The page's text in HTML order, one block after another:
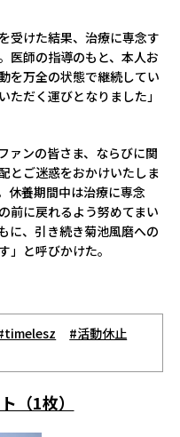
受けた結果、治療に専念す
医師の指導のもと、本人お
を万全の状態で継続してい
ただく運びとなりました」
ァンの皆さま、ならびに関
とご迷惑をおかけいたしま
休養期間中は治療に専念
前に戻れるよう努めてまい
に、引き続き菊池風磨への
」と呼びかけた。
#活動休止
（1枚）